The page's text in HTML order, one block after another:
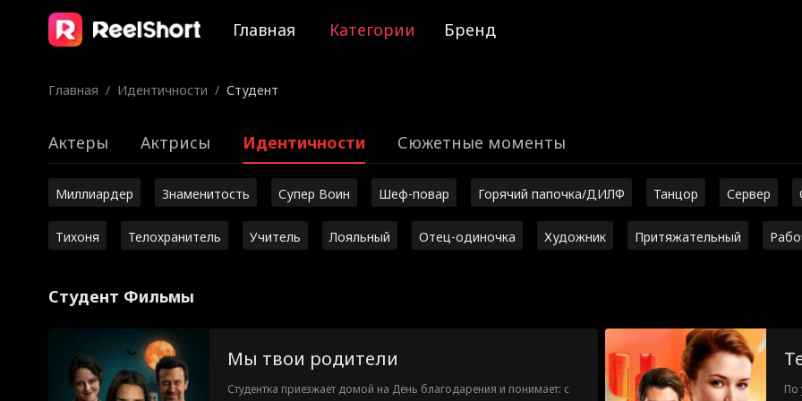
Главная Категории Бренд
Главная / Идентичности / Студент
Актеры Актрисы Идентичности Сюжетные моменты
Миллиардер Знаменитость Супер Воин Шеф-повар Горячий папочка/ДИЛФ Танцор Сервер
Тихоня Телохранитель Учитель Лояльный Отец-одиночка Художник Притяжательный
Студент Фильмы
Мы твои родители
Студентка приезжает домой на День благодарения и понимает: с
По